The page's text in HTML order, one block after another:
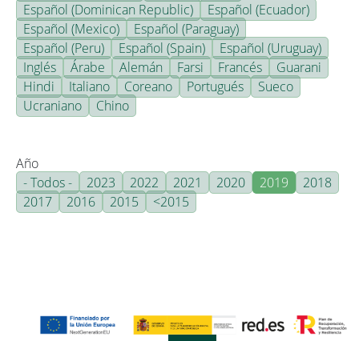
Español (Dominican Republic)
Español (Ecuador)
Español (Mexico)
Español (Paraguay)
Español (Peru)
Español (Spain)
Español (Uruguay)
Inglés
Árabe Alemán Farsi Francés
Guarani
Hindi
Italiano Coreano Portugués
Sueco
Ucraniano
Chino
Año
- Todos -
2023 2022 2021 2020 2019
2018
2017
2016 2015 <2015